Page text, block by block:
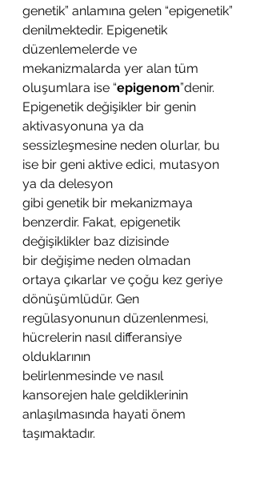
genetik” anlamına gelen “epigenetik”
denilmektedir. Epigenetik
düzenlemelerde ve
mekanizmalarda yer alan tüm
oluşumlara ise “epigenom”denir.
Epigenetik değişikler bir genin
aktivasyonuna ya da
sessizleşmesine neden olurlar, bu
ise bir geni aktive edici, mutasyon
ya da delesyon
gibi genetik bir mekanizmaya
benzerdir. Fakat, epigenetik
değişiklikler baz dizisinde
bir değişime neden olmadan
ortaya çıkarlar ve çoğu kez geriye
dönüşümlüdür. Gen
regülasyonunun düzenlenmesi,
hücrelerin nasıl differansiye
olduklarının
belirlenmesinde ve nasıl
kansorejen hale geldiklerinin
anlaşılmasında hayati önem
taşımaktadır.